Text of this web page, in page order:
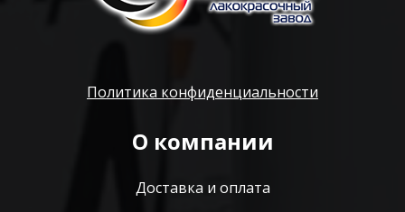
Политика конфиденциальности
О компании
Доставка и оплата